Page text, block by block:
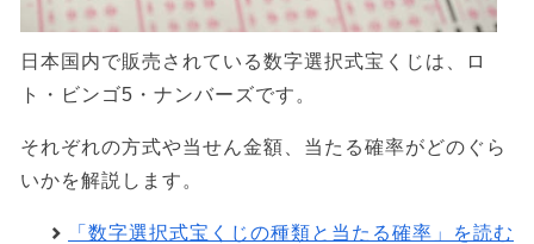
日本国内で販売されている数字選択式宝くじは、ロ
ト・ビンゴ5・ナンバーズです。
それぞれの方式や当せん金額、当たる確率がどのぐら
いかを解説します。
「数字選択式宝くじの種類と当たる確率」を読む